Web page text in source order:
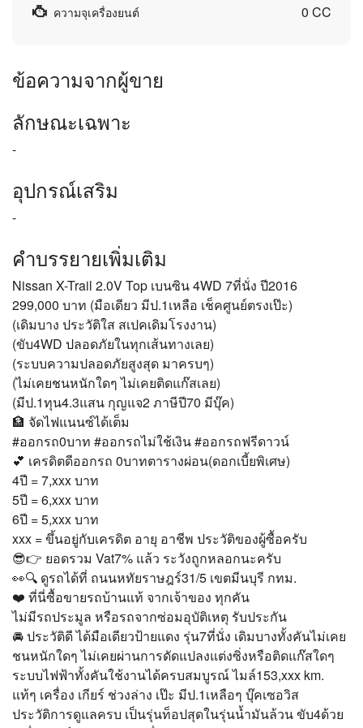
ความจุเครื่องยนต์ 0 CC
ข้อความจากผู้ขาย
ลักษณะเฉพาะ
-
อุปกรณ์เสริม
-
คำบรรยายเพิ่มเติม
Nissan X-Trail 2.0V Top เบนซิน 4WD 7ที่นั่ง ปี2016
299,000 บาท (มือเดียว มีป.1เหลือ เช็คศูนย์ตรงเป๊ะ)
(เดิมบาง ประวัติใส สเปคเดิมโรงงาน)
(ขับ4WD ปลอดภัยในทุกเส้นทางเลย)
(ระบบความปลอดภัยสูงสุด มาครบๆ)
(ไม่เคยชนหนักใดๆ ไม่เคยติดแก๊สเลย)
(มีป.1ทุน4.3แสน กุญแจ2 ภาษีปี70 มีบุ๊ค)
🏦 จัดไฟแนนซ์ได้เต็ม
#ออกรถ0บาท #ออกรถไม่ใช้เงิน #ออกรถฟรีดาวน์
💕 เครดิตดีออกรถ 0บาทตารางผ่อน(ดอกเบี้ยพิเศษ)
4ปี = 7,xxx บาท
5ปี = 6,xxx บาท
6ปี = 5,xxx บาท
xxx = ขึ้นอยู่กับเครดิต อายุ อาชีพ ประวัติของผู้ซื้อครับ
😎👉 ยอดรวม Vat7% แล้ว ระวังถูกหลอกนะครับ
👀🔍 ดูรถได้ที่ ถนนหทัยราษฎร์31/5 เขตมีนบุรี กทม.
❤️ ที่นี่ซื้อขายรถบ้านแท้ จากเจ้าของ ทุกคัน
ไม่มีรถประมูล หรือรถจากซ่อมอุบัติเหตุ รับประกัน
🚘 ประวัติดี ได้มือเดียวป้ายแดง รุ่น7ที่นั่ง เดิมบางทั้งคันไม่เคย
ชนหนักใดๆ ไม่เคยผ่านการดัดแปลงแต่งซิ่งหรือติดแก๊สใดๆ
ระบบไฟฟ้าทั้งคันใช้งานได้ครบสมบูรณ์ ไมล์153,xxx km.
แท้ๆ เครื่อง เกียร์ ช่วงล่าง เป๊ะ มีป.1เหลือๆ บุ๊คเซอวิส
ประวัติการดูแลครบ เป็นรุ่นท็อปสุดในรุ่นน้ำมันล้วน ขับ4ด้วย